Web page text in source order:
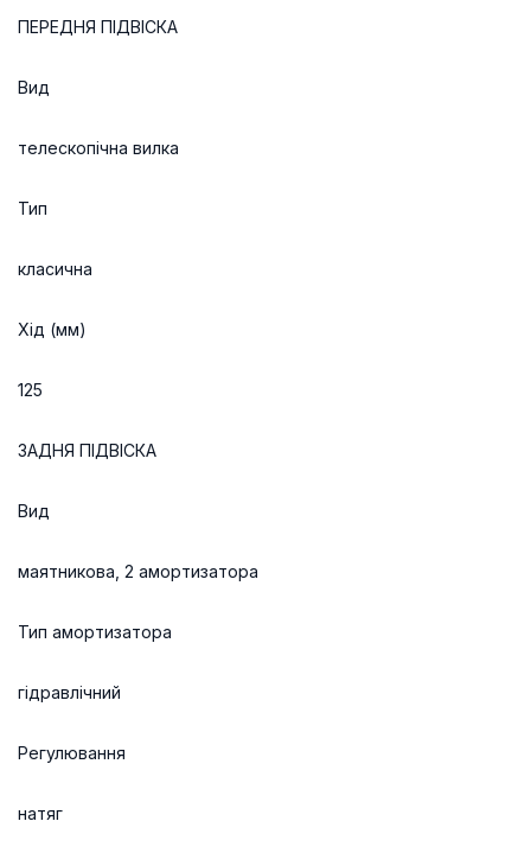
ПЕРЕДНЯ ПІДВІСКА
Вид
телескопічна вилка
Тип
класична
Хід (мм)
125
ЗАДНЯ ПІДВІСКА
Вид
маятникова, 2 амортизатора
Тип амортизатора
гідравлічний
Регулювання
натяг